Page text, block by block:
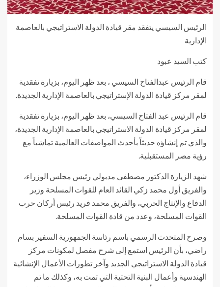
الرئيس السيسي يتفقد مقر قيادة الدولة الاستراتيجي بالعاصمة
الإدارية
كتب السيد عبود
قام الرئيس عبدالفتاح السيسي ، بعد ظهر اليوم، بزيارة تفقدية
لمقر مركز قيادة الدولة الإستراتيجي بالعاصمة الإدارية الجديدة.
قام الرئيس عبد الفتاح السيسي، بعد ظهر اليوم، بزيارة تفقدية
لمقر مركز قيادة الدولة الاستراتيجي بالعاصمة الإدارية الجديدة،
والذي تم إنشاؤه حديثاً بأحدث المواصفات العالمية تماشياً مع
رؤية مصر المستقبلية.
شهد الزيارة الدكتور مصطفى مدبولي رئيس مجلس الوزراء،
والفريق أول محمد زكي القائد العام للقوات المسلحة وزير
الدفاع والإنتاج الحربي، والفريق محمد فريد رئيس أركان حرب
القوات المسلحة، وعدد من قادة القوات المسلحة.
وصرح المتحدث الرسمي باسم رئاسة الجمهورية السفير بسام
راضي، بأن الرئيس استمع إلى شرح مفصل لمكونات مركز
قيادة الدولة الاستراتيجي الجديد وآخر تطورات الأعمال الإنشائية
الهندسية وأعمال البنية التحتية التي تمت به، وكذلك ما تم